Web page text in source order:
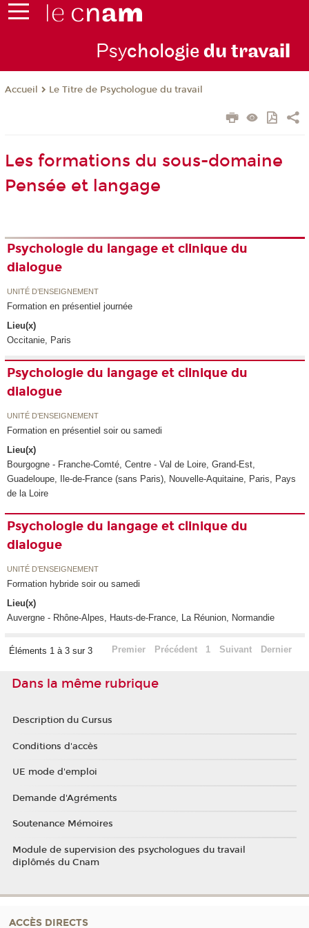
Psychologie du travail
Accueil Le Titre de Psychologue du travail
Les formations du sous-domaine
Pensée et langage
Psychologie du langage et clinique du
dialogue
UNITÉ D’ENSEIGNEMENT
Formation en présentiel journée
Lieu(x)
Occitanie, Paris
Psychologie du langage et clinique du
dialogue
UNITÉ D’ENSEIGNEMENT
Formation en présentiel soir ou samedi
Lieu(x)
Bourgogne - Franche-Comté, Centre - Val de Loire, Grand-Est,
Guadeloupe, Ile-de-France (sans Paris), Nouvelle-Aquitaine, Paris, Pays
de la Loire
Psychologie du langage et clinique du
dialogue
UNITÉ D’ENSEIGNEMENT
Formation hybride soir ou samedi
Lieu(x)
Auvergne - Rhône-Alpes, Hauts-de-France, La Réunion, Normandie
Éléments 1 à 3 sur 3 Premier Précédent 1 Suivant Dernier
Dans la même rubrique
Description du Cursus
Conditions d'accès
UE mode d'emploi
Demande d'Agréments
Soutenance Mémoires
Module de supervision des psychologues du travail
diplômés du Cnam
ACCÈS DIRECTS